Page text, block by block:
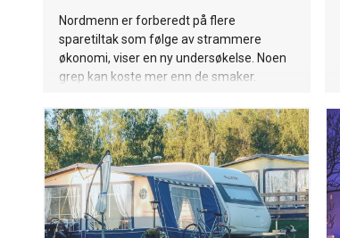
Nordmenn er forberedt på flere
sparetiltak som følge av strammere
økonomi, viser en ny undersøkelse. Noen
grep kan koste mer enn de smaker.